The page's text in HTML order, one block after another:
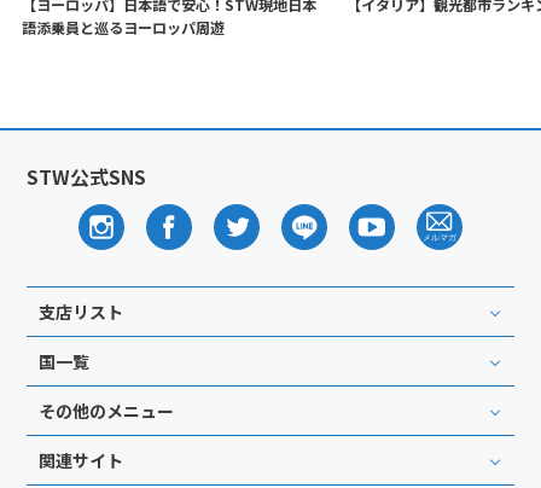
【ヨーロッパ】日本語で安心！STW現地日本
語添乗員と巡るヨーロッパ周遊
【イタリア】観光都市ランキ
STW公式SNS
支店リスト
国一覧
その他のメニュー
関連サイト